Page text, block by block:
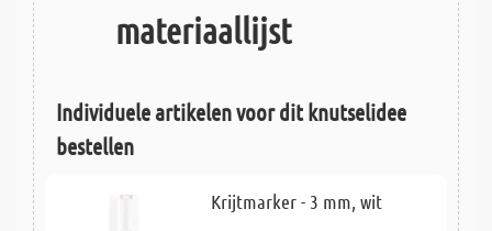
materiaallijst
Individuele artikelen voor dit knutselidee
bestellen
Krijtmarker - 3 mm, wit